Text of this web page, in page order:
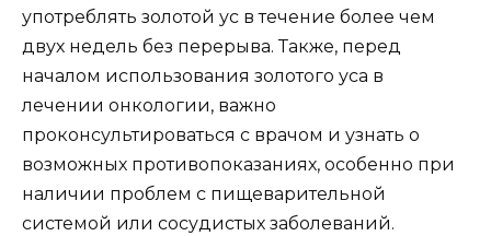
употреблять золотой ус в течение более чем
двух недель без перерыва. Также, перед
началом использования золотого уса в
лечении онкологии, важно
проконсультироваться с врачом и узнать о
возможных противопоказаниях, особенно при
наличии проблем с пищеварительной
системой или сосудистых заболеваний.